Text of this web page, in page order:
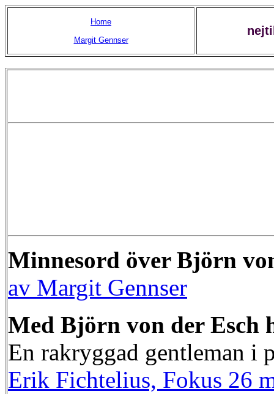
Home
Margit Gennser
Minnesord över Björn
av Margit Gennser
Med Björn von der Esch
En rakryggad gentleman i
Erik Fichtelius, Fokus 26